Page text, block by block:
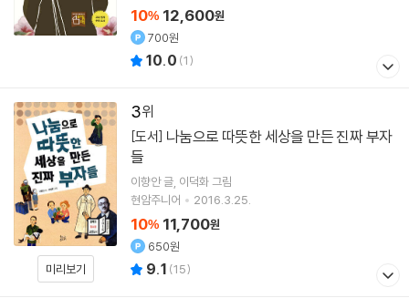
10% 12,600원
700원
10.0 (1)
3
미리보기
[도서]
들
이향안글 이덕화그림
현암주니어
2016.3.25.
10% 11,700원
650원
9.1 (15)